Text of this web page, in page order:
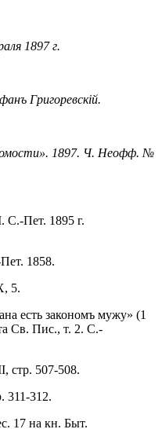
1897 г.
Григоревскій.
1897. Ч. Неофф. №
С.-Пет. 1895 г.
1858.
5.
есть закономъ мужу» (1
Св. Пис., т. 2. С.-
стр. 507-508.
311-312.
17 на кн. Быт.